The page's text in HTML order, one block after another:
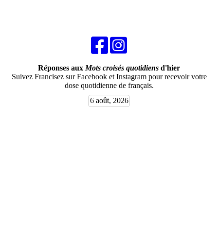
Réponses aux Mots croisés quotidiens d'hier
Suivez Francisez sur Facebook et Instagram pour recevoir votre
dose quotidienne de français.
6 août, 2026